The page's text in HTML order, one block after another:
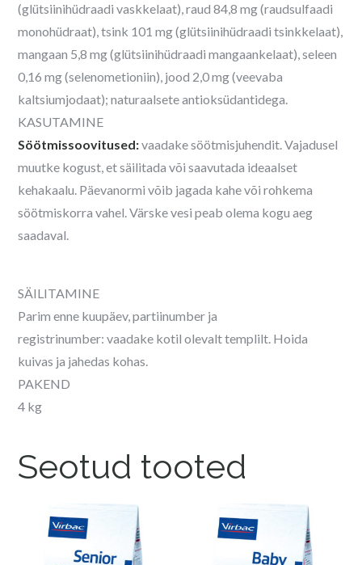
(glütsiinihüdraadi vaskkelaat), raud 84,8 mg (raudsulfaadi
monohüdraat), tsink 101 mg (glütsiinihüdraadi tsinkkelaat),
mangaan 5,8 mg (glütsiinihüdraadi mangaankelaat), seleen
0,16 mg (selenometioniin), jood 2,0 mg (veevaba
kaltsiumjodaat); naturaalsete antioksüdantidega.
KASUTAMINE
Söötmissoovitused:vaadake söötmisjuhendit. Vajadusel
muutke kogust, et säilitada või saavutada ideaalset
kehakaalu. Päevanormi võib jagada kahe või rohkema
söötmiskorra vahel. Värske vesi peab olema kogu aeg
saadaval.
SÄILITAMINE
Parim enne kuupäev, partiinumber ja
registrinumber: vaadake kotil olevalt templilt. Hoida
kuivas ja jahedas kohas.
PAKEND
4 kg
Seotud tooted